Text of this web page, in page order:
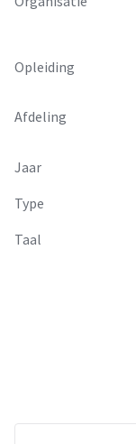
Opleiding
Afdeling
Jaar
Type
Taal